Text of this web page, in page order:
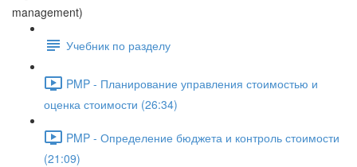
management)
Учебник по разделу
PMP - Планирование управления стоимостью и
оценка стоимости (26:34)
PMP - Определение бюджета и контроль стоимости
(21:09)